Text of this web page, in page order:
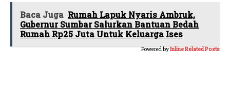
Baca Juga Rumah Lapuk Nyaris Ambruk,
Gubernur Sumbar Salurkan Bantuan Bedah
Rumah Rp25 Juta Untuk Keluarga Ises
Powered byInline Related Posts